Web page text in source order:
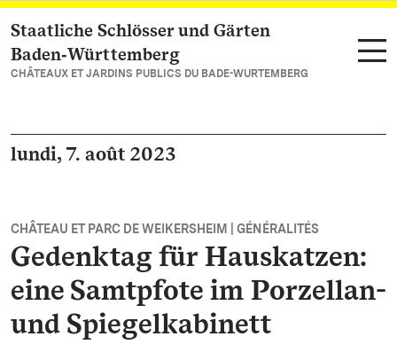
Vers la page d’accueil
Staatliche Schlösser und Gärten
Baden‑Württemberg
CHÂTEAUX ET JARDINS PUBLICS DU BADE-WURTEMBERG
lundi, 7. août 2023
CHÂTEAU ET PARC DE WEIKERSHEIM | GÉNÉRALITÉS
Gedenktag für Hauskatzen:
eine Samtpfote im Porzellan-
und Spiegelkabinett